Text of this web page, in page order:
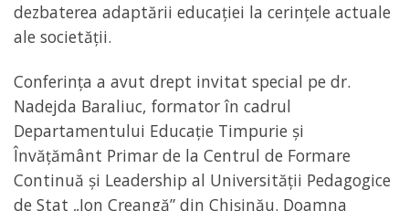
dezbaterea adaptării educației la cerințele actuale
ale societății.
Conferința a avut drept invitat special pe dr.
Nadejda Baraliuc, formator în cadrul
Departamentului Educație Timpurie și
Învățământ Primar de la Centrul de Formare
Continuă și Leadership al Universității Pedagogice
de Stat „Ion Creangă” din Chișinău. Doamna